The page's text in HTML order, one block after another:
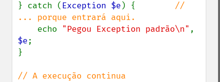
} catch ( Exception $e ) { //
... porque entrará aqui.
echo "Pegou Exception padrão\n"
$e;
}